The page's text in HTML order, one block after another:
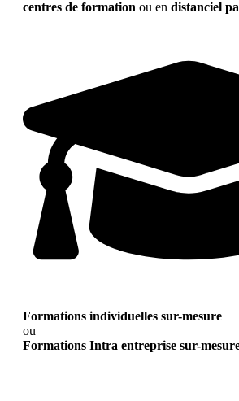
centres de formation ou en distanciel
Formations individuelles sur-mesure
ou
Formations Intra entreprise sur-